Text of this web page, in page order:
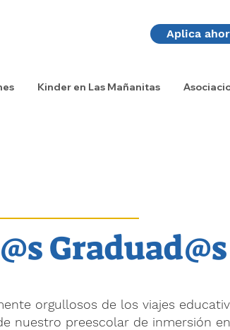
Aplica
Kinder en Las Mañanitas
Graduad@s
orgullosos de los viajes
nuestro preescolar de inmersión